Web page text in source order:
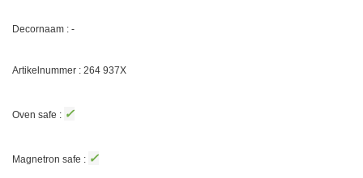
Decornaam : -
Artikelnummer : 264 937X
Oven safe : ✓
Magnetron safe : ✓